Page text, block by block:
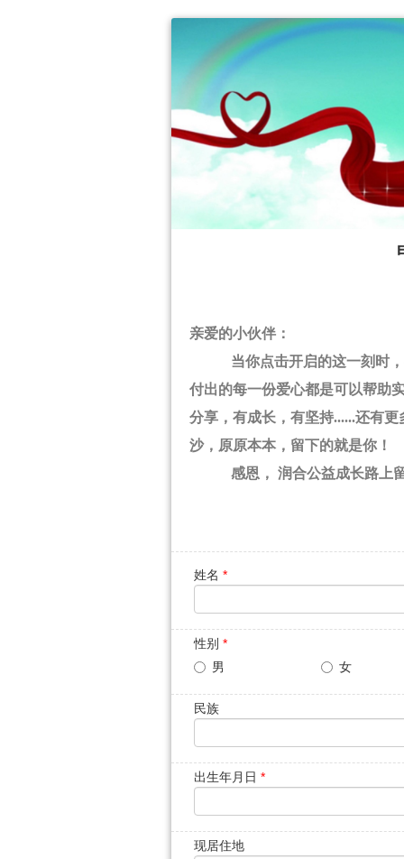
亲爱的小伙伴：
当你点击开启的这一刻时
付出的每一份爱心都是可以帮助
分享，有成长，有坚持......还有
沙，原原本本，留下的就是你！
感恩， 润合公益成长路上
姓名 *
性别 *
男
女
民族
出生年月日 *
现居住地